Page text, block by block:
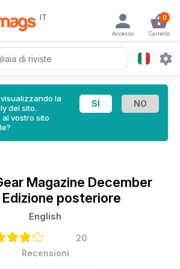
IT 0
Carrello
Accesso
la
del sito.
vostro sito
Magazine December
Edizione posteriore
English
20
Recensioni